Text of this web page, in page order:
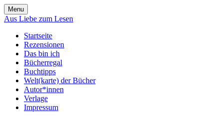
Skip
to
Menu
Aus Liebe zum Lesen
Startseite
Rezensionen
Das bin ich
Bücherregal
Buchtipps
Welt(karte) der Bücher
Autor*innen
Verlage
Impressum